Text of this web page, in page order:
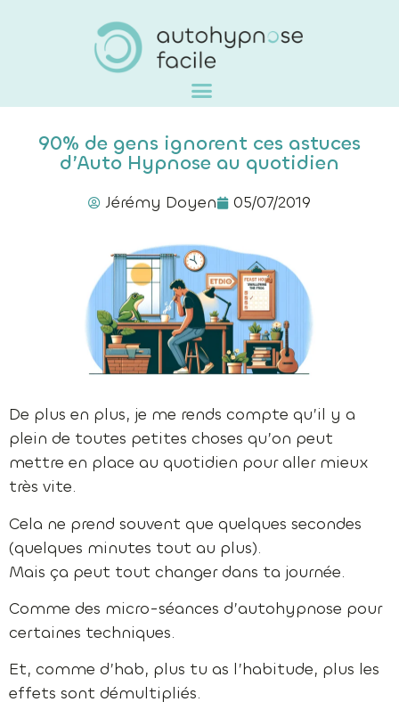
90% de gens ignorent ces astuces
d’Auto Hypnose au quotidien
Jérémy Doyen 05/07/2019
De plus en plus, je me rends compte qu’il y a
plein de toutes petites choses qu’on peut
mettre en place au quotidien pour aller mieux
très vite.
Cela ne prend souvent que quelques secondes
(quelques minutes tout au plus).
Mais ça peut tout changer dans ta journée.
Comme des micro-séances d’autohypnose pour
certaines techniques.
Et, comme d’hab, plus tu as l’habitude, plus les
effets sont démultipliés.